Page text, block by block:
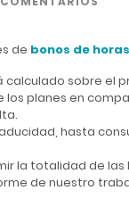
de bonos de horas
calculado sobre el
planes en
hasta
la totalidad de
de nuestro